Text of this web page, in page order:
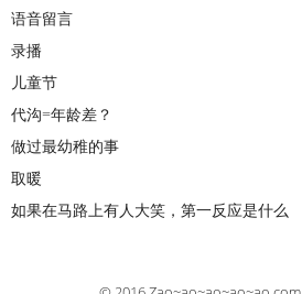
语音留言
录播
儿童节
代沟=年龄差？
做过最幼稚的事
取暖
如果在马路上有人大笑，第一反应是什么